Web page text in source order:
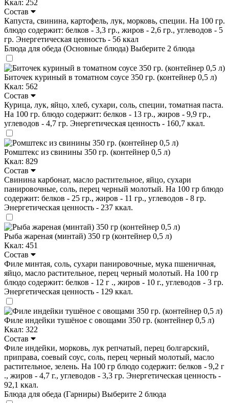
Ккал: 252
Состав
Капуста, свинина, картофель, лук, морковь, специи. На 100 гр.
блюдо содержит: белков - 3,3 гр., жиров - 2,6 гр., углеводов - 5
гр. Энергетическая ценность - 56 ккал
Блюда для обеда (Основные блюда) Выберите 2 блюда
Биточек куриный в томатном соусе 350 гр. (контейнер 0,5 л)
Ккал: 562
Состав
Курица, лук, яйцо, хлеб, сухари, соль, специи, томатная паста.
На 100 гр. блюдо содержит: белков - 13 гр., жиров - 9,9 гр.,
углеводов - 4,7 гр. Энергетическая ценность - 160,7 ккал.
Ромштекс из свинины 350 гр. (контейнер 0,5 л)
Ккал: 829
Состав
Свинина карбонат, масло растительное, яйцо, сухари
панировочные, соль, перец черный молотый. На 100 гр блюдо
содержит: белков - 25 гр., жиров - 11 гр., углеводов - 8 гр.
Энергетическая ценность - 237 ккал.
Рыба жареная (минтай) 350 гр (контейнер 0,5 л)
Ккал: 451
Состав
Филе минтая, соль, сухари панировочные, мука пшеничная,
яйцо, масло растительное, перец черный молотый. На 100 гр
блюдо содержит: белков - 12 г ., жиров - 10 г., углеводов - 3 гр.
Энергетическая ценность - 129 ккал.
Филе индейки тушёное с овощами 350 гр. (контейнер 0,5 л)
Ккал: 322
Состав
Филе индейки, морковь, лук репчатый, перец болгарский,
приправа, соевый соус, соль, перец черный молотый, масло
растительное, зелень. На 100 гр блюдо содержит: белков - 9,2 г
., жиров - 4,7 г., углеводов - 3,3 гр. Энергетическая ценность -
92,1 ккал.
Блюда для обеда (Гарниры) Выберите 2 блюда